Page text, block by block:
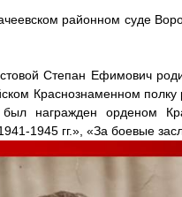
районном суде
Степан Ефимович
Краснознаменном полку
награжден орденом
1945 гг.», «За боевые